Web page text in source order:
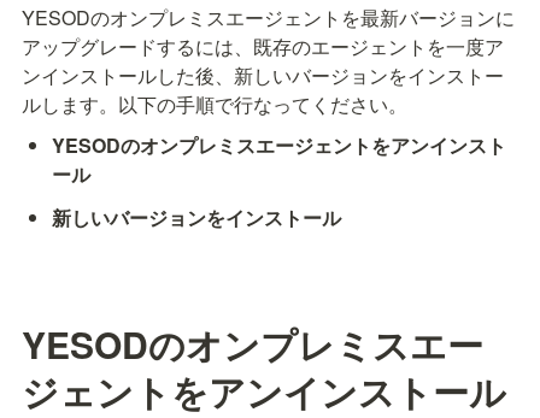
YESODのオンプレミスエージェントを最新バージョンに
アップグレードするには、既存のエージェントを一度ア
ンインストールした後、新しいバージョンをインストー
ルします。以下の手順で行なってください。
YESODのオンプレミスエージェントをアンインスト
ール
新しいバージョンをインストール
YESODのオンプレミスエー
ジェントをアンインストール